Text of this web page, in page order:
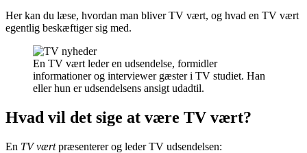
Her kan du læse, hvordan man bliver TV vært, og hvad en TV vært
egentlig beskæftiger sig med.
En TV vært leder en udsendelse, formidler
informationer og interviewer gæster i TV studiet. Han
eller hun er udsendelsens ansigt udadtil.
Hvad vil det sige at være TV vært?
En TV værtpræsenterer og leder TV udsendelsen: